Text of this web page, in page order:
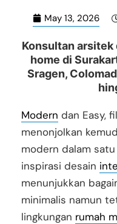
May 13, 2026
Konsultan
home di
Sragen,
Modern dan Easy,
menonjolkan
modern dalam satu
inspirasi desain
menunjukkan
minimalis namun
lingkungan rumah